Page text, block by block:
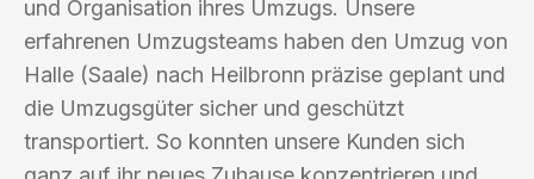
und Organisation ihres Umzugs. Unsere
erfahrenen Umzugsteams haben den Umzug von
Halle (Saale) nach Heilbronn präzise geplant und
die Umzugsgüter sicher und geschützt
transportiert. So konnten unsere Kunden sich